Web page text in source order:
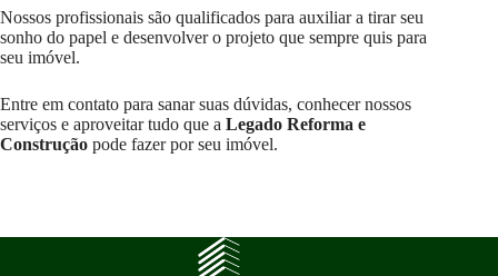
Nossos profissionais são qualificados para auxiliar a tirar seu
sonho do papel e desenvolver o projeto que sempre quis para
seu imóvel.
Entre em contato para sanar suas dúvidas, conhecer nossos
serviços e aproveitar tudo que a Legado Reforma e
Construção pode fazer por seu imóvel.